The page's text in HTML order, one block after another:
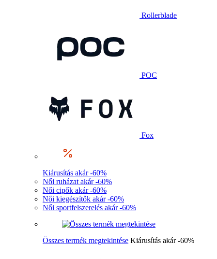
Rollerblade
POC
Fox
Kiárusítás akár -60%
Női ruházat akár -60%
Női cipők akár -60%
Női kiegészítők akár -60%
Női sportfelszerelés akár -60%
Összes termék megtekintése Kiárusítás akár -60%